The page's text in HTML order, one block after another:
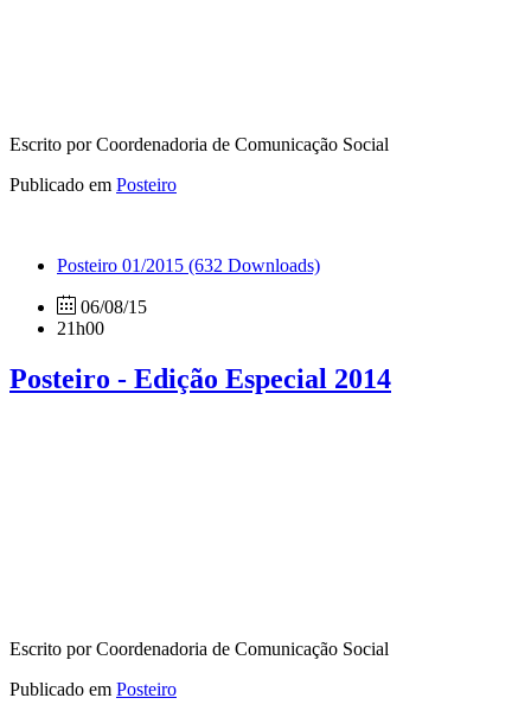
Escrito por Coordenadoria de Comunicação Social
Publicado em Posteiro
Posteiro 01/2015 (632 Downloads)
06/08/15
21h00
Posteiro - Edição Especial 2014
Escrito por Coordenadoria de Comunicação Social
Publicado em Posteiro